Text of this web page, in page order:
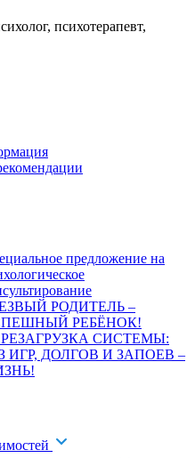
психотерапевт,
предложение на
РОДИТЕЛЬ –
РЕБЁНОК!
СИСТЕМЫ:
ИГР, ДОЛГОВ И ЗАПОЕВ –